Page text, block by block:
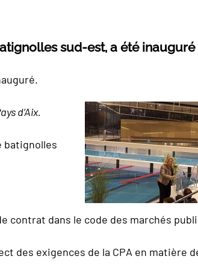
sud-est, a été inauguré
d’Aix.
batignolles
contrat dans le code des marchés
des exigences de la CPA en matière